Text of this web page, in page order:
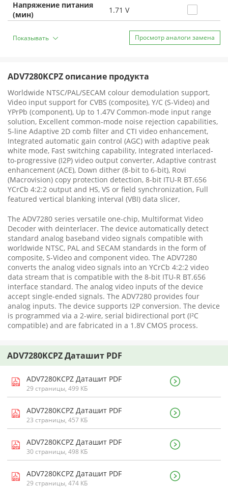
Напряжение питания
(мин)
1.71 V
Показывать Просмотр аналоги замена
ADV7280KCPZ описание продукта
Worldwide NTSC/PAL/SECAM colour demodulation support,
Video input support for CVBS (composite), Y/C (S-Video) and
YPrPb (component), Up to 1.47V Common-mode input range
solution, Excellent common-mode noise rejection capabilities,
5-line Adaptive 2D comb filter and CTI video enhancement,
Integrated automatic gain control (AGC) with adaptive peak
white mode, Fast switching capability, Integrated interlaced-
to-progressive (I2P) video output converter, Adaptive contrast
enhancement (ACE), Down dither (8-bit to 6-bit), Rovi
(Macrovision) copy protection detection, 8-bit ITU-R BT.656
YCrCb 4:2:2 output and HS, VS or field synchronization, Full
featured vertical blanking interval (VBI) data slicer,
The ADV7280 series versatile one-chip, Multiformat Video
Decoder with deinterlacer. The device automatically detect
standard analog baseband video signals compatible with
worldwide NTSC, PAL and SECAM standards in the form of
composite, S-Video and component video. The ADV7280
converts the analog video signals into an YCrCb 4:2:2 video
data stream that is compatible with the 8-bit ITU-R BT.656
interface standard. The analog video inputs of the device
accept single-ended signals. The ADV7280 provides four
analog inputs. The device supports I2P conversion. The device
is programmed via a 2-wire, serial bidirectional port (I²C
compatible) and are fabricated in a 1.8V CMOS process.
ADV7280KCPZ Даташит PDF
ADV7280KCPZ Даташит PDF
29 страницы, 499 КБ
ADV7280KCPZ Даташит PDF
23 страницы, 457 КБ
ADV7280KCPZ Даташит PDF
30 страницы, 498 КБ
ADV7280KCPZ Даташит PDF
29 страницы, 474 КБ